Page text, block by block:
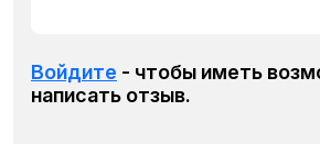
Войдите - чтобы иметь
написать отзыв.